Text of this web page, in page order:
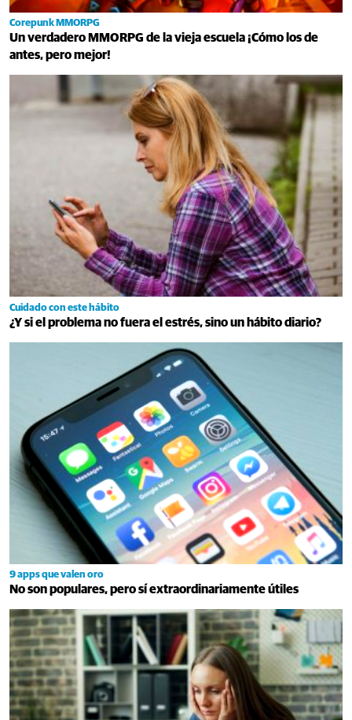
Corepunk MMORPG
Un verdadero MMORPG de la vieja escuela ¡Cómo los de
antes, pero mejor!
Cuidado con este hábito
¿Y si el problema no fuera el estrés, sino un hábito diario?
9 apps que valen oro
No son populares, pero sí extraordinariamente útiles